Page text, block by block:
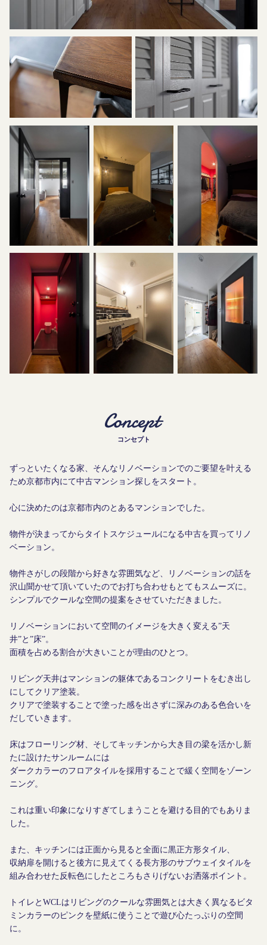
コンセプト
ずっといたくなる家、そんなリノベーションでのご要望を叶える
ため京都市内にて中古マンション探しをスタート。
心に決めたのは京都市内のとあるマンションでした。
物件が決まってからタイトスケジュールになる中古を買ってリノ
ベーション。
物件さがしの段階から好きな雰囲気など、リノベーションの話を
沢山聞かせて頂いていたのでお打ち合わせもとてもスムーズに。
シンプルでクールな空間の提案をさせていただきました。
リノベーションにおいて空間のイメージを大きく変える”天
井”と”床”。
面積を占める割合が大きいことが理由のひとつ。
リビング天井はマンションの躯体であるコンクリートをむき出し
にしてクリア塗装。
クリアで塗装することで塗った感を出さずに深みのある色合いを
だしていきます。
床はフローリング材、そしてキッチンから大き目の梁を活かし新
たに設けたサンルームには
ダークカラーのフロアタイルを採用することで緩く空間をゾーン
ニング。
これは重い印象になりすぎてしまうことを避ける目的でもありま
した。
また、キッチンには正面から見ると全面に黒正方形タイル、
収納扉を開けると後方に見えてくる長方形のサブウェイタイルを
組み合わせた反転色にしたところもさりげないお洒落ポイント。
トイレとWCLはリビングのクールな雰囲気とは大きく異なるビタ
ミンカラーのピンクを壁紙に使うことで遊び心たっぷりの空間
に。